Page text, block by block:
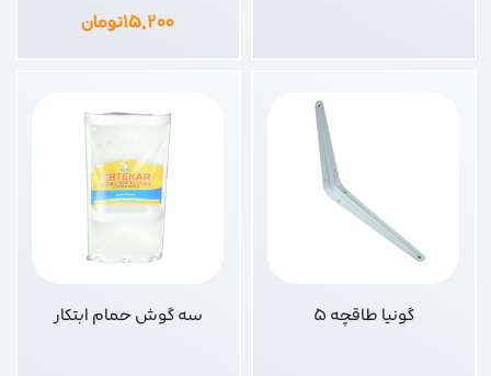
۱۵,۲۰۰تومان
گونیا طاقچه 5 سه گوش حمام ابتکار